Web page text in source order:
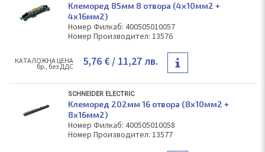
Клеморед 85мм 8 отвора (4х10мм2 +
4х16мм2)
Номер Филкаб: 400505010057
Номер Производител: 13576
КAТАЛОЖНА ЦЕНА
бр., без ДДС 5,76 € / 11,27 лв.
SCHNEIDER ELECTRIC
Клеморед 202мм 16 отвора (8х10мм2 +
8х16мм2)
Номер Филкаб: 400505010058
Номер Производител: 13577